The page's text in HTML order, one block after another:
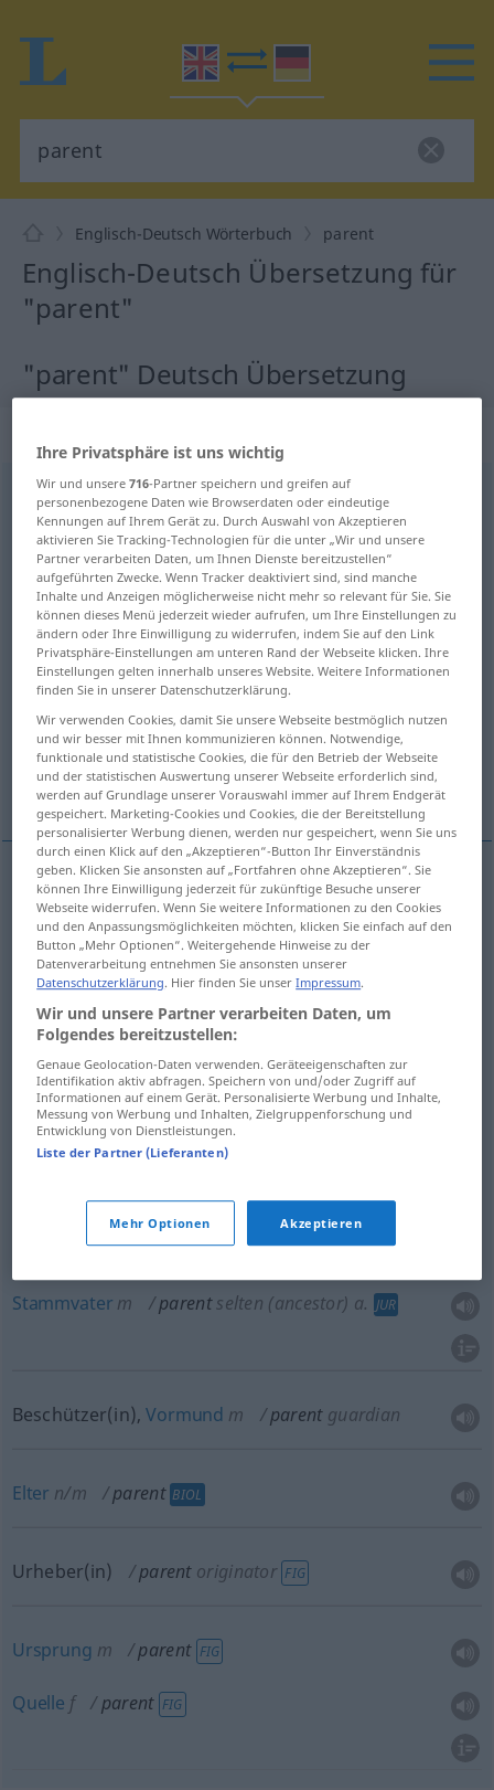
Englisch-Deutsch Wörterbuch parent
Englisch-Deutsch Übersetzung für
"parent"
"parent" Deutsch Übersetzung
parent [ˈpɛ(ə)rənt]s
Übersicht aller Übersetzungen
(Für mehr Details die Übersetzung anklicken/antippen)
Elternteil, Vater, Mutter Eltern
Vorfahr, Ahn, Stammvater
Beschützerin, Vormund Elter
Urheberin Ursprung, Quelle
Elternteilm parent
Vaterm parent father
Mutterf parent mother
Elternpl parent < PL>
m parentselten(ancestor)a. JUR
parentselten(ancestor)a. JUR
Stammvater m parent selten (ancestor) a. JUR
Beschützer(in),Vormund m parent guardian
Elter n/m parent BIOL
Urheber(in) parent originator FIG
Ursprung m parent FIG
Quelle f parent FIG
Ihre Privatsphäre ist uns wichtig
Wir und unsere716-Partner speichern und greifen auf
personenbezogene Daten wie Browserdaten oder eindeutige
Kennungen auf Ihrem Gerät zu. Durch Auswahl von Akzeptieren
aktivieren Sie Tracking-Technologien für die unter „Wir und unsere
Partner verarbeiten Daten, um Ihnen Dienste bereitzustellen“
aufgeführten Zwecke. Wenn Tracker deaktiviert sind, sind manche
Inhalte und Anzeigen möglicherweise nicht mehr so relevant für Sie. Sie
können dieses Menü jederzeit wieder aufrufen, um Ihre Einstellungen zu
ändern oder Ihre Einwilligung zu widerrufen, indem Sie auf den Link
Privatsphäre-Einstellungen am unteren Rand der Webseite klicken. Ihre
Einstellungen gelten innerhalb unseres Website. Weitere Informationen
finden Sie in unserer Datenschutzerklärung.
Wir verwenden Cookies, damit Sie unsere Webseite bestmöglich nutzen
und wir besser mit Ihnen kommunizieren können. Notwendige,
funktionale und statistische Cookies, die für den Betrieb der Webseite
und der statistischen Auswertung unserer Webseite erforderlich sind,
werden auf Grundlage unserer Vorauswahl immer auf Ihrem Endgerät
gespeichert. Marketing-Cookies und Cookies, die der Bereitstellung
personalisierter Werbung dienen, werden nur gespeichert, wenn Sie uns
durch einen Klick auf den „Akzeptieren“-Button Ihr Einverständnis
geben. Klicken Sie ansonsten auf „Fortfahren ohne Akzeptieren“. Sie
können Ihre Einwilligung jederzeit für zukünftige Besuche unserer
Webseite widerrufen. Wenn Sie weitere Informationen zu den Cookies
und den Anpassungsmöglichkeiten möchten, klicken Sie einfach auf den
Button „Mehr Optionen“. Weitergehende Hinweise zu der
Datenverarbeitung entnehmen Sie ansonsten unserer
Datenschutzerklärung. Hier finden Sie unserImpressum.
Wir und unsere Partner verarbeiten Daten, um
Folgendes bereitzustellen:
Genaue Geolocation-Daten verwenden. Geräteeigenschaften zur
Identifikation aktiv abfragen. Speichern von und/oder Zugriff auf
Informationen auf einem Gerät. Personalisierte Werbung und Inhalte,
Messung von Werbung und Inhalten, Zielgruppenforschung und
Entwicklung von Dienstleistungen.
Liste der Partner (Lieferanten)
Mehr Optionen Akzeptieren